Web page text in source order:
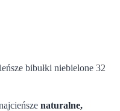
bibułki niebielone 32
naturalne,